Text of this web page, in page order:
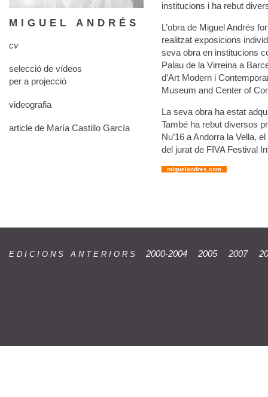
MIGUEL ANDRÉS
cv
selecció de vídeos
per a projecció
videografia
article de María Castillo García
institucions i ha rebut
L’obra de Miguel Andrés
realitzat exposicions
seva obra en institucions
Palau de la Virreina a
d’Art Modern i
Museum and Center of
La seva obra ha estat
També ha rebut diversos
Nu’16 a Andorra la Vella,
del jurat de FIVA Festival
miguelandres.com
E D I C I O N S A N T E R I O R S 2000-2004 2005 2007